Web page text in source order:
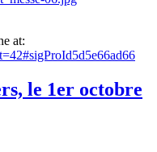
at:
le 1er octobre